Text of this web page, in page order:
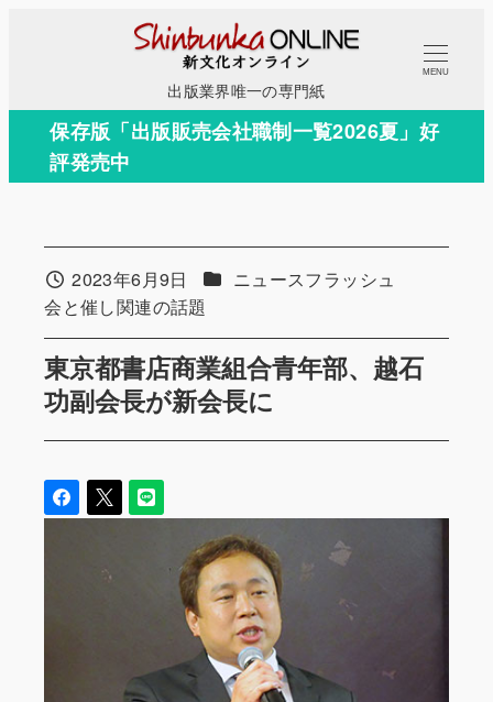
コ
テ
出版業界唯一の専門紙
MENU
保存版「出版販売会社職制一覧2026夏」好
評発売中
東京都書店商業組合青年部、越石
功副会長が新会長に
投稿日2023年6月9日 カテゴリー
ニュースフラッシュ
カテゴリー
会と催し関連の話題